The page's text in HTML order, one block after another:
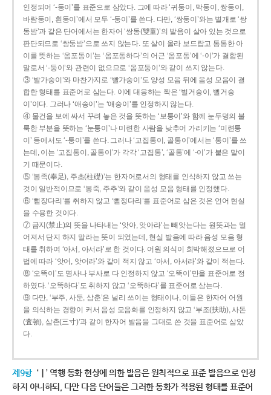
인정되어 ‘-둥이’를 표준으로 삼았다. 그에 따라 ‘귀둥이, 막둥이, 쌍둥이,
바람둥이, 흰둥이’에서 모두 ‘-둥이’를 쓴다. 다만, ‘쌍둥이’와는 별개로 ‘쌍
동밤’과 같은 단어에서는 한자어 ‘쌍동(雙童)’의 발음이 살아 있는 것으로
판단되므로 ‘쌍둥밤’으로 쓰지 않는다. 또 살이 올라 보드랍고 통통한 아
이를 뜻하는 ‘옴포동이’는 ‘옴포동하다’의 어근 ‘옴포동’에 ‘-이’가 결합된
말로서 ‘-둥이’와 관련이 없으므로 ‘옴포둥이’와 같이 쓰지 않는다.
③ ‘발가숭이’와 마찬가지로 ‘빨가숭이’도 양성 모음 뒤에 음성 모음이 결
합한 형태를 표준어로 삼는다. 이에 대응하는 짝은 ‘벌거숭이, 뻘거숭
이’이다. 그러나 ‘애송이’는 ‘애숭이’를 인정하지 않는다.
④ 물건을 보에 싸서 꾸려 놓은 것을 뜻하는 ‘보퉁이’와 함께 눈두덩의 불
룩한 부분을 뜻하는 ‘눈퉁이’나 미련한 사람을 낮추어 가리키는 ‘미련퉁
이’ 등에서도 ‘-퉁이’를 쓴다. 그러나 ‘고집통이, 골통이’에서는 ‘통이’를 쓰
는데, 이는 ‘고집통이, 골통이’가 각각 ‘고집통’, ‘골통’에 ‘-이’가 붙은 말이
기 때문이다.
⑤ ‘봉족(奉足), 주초(柱礎)’는 한자어로서의 형태를 인식하지 않고 쓰는
것이 일반적이므로 ‘봉죽, 주추’와 같이 음성 모음 형태를 인정했다.
⑥ ‘뻗장다리’를 취하지 않고 ‘뻗정다리’를 표준어로 삼은 것은 언어 현실
을 수용한 것이다.
⑦ 금지(禁止)의 뜻을 나타내는 ‘앗아, 앗아라’는 빼앗는다는 원뜻과는 멀
어져서 단지 하지 말라는 뜻이 되었는데, 현실 발음에 따라 음성 모음 형
태를 취하여 ‘아서, 아서라’로 한 것이다. 어원 의식이 희박해졌으므로 어
법에 따라 ‘앗어, 앗어라’와 같이 적지 않고 ‘아서, 아서라’와 같이 적는다.
⑧ ‘오똑이’도 명사나 부사로 다 인정하지 않고 ‘오뚝이’만을 표준어로 정
하였다. ‘오똑하다’도 취하지 않고 ‘오뚝하다’를 표준어로 삼는다.
⑨ 다만, ‘부주, 사둔, 삼춘’은 널리 쓰이는 형태이나, 이들은 한자어 어원
을 의식하는 경향이 커서 음성 모음화를 인정하지 않고 ‘부조(扶助), 사돈
(査頓), 삼촌(三寸)’과 같이 한자어 발음을 그대로 쓴 것을 표준어로 삼았
다.
제9항 ‘ㅣ’ 역행 동화 현상에 의한 발음은 원칙적으로 표준 발음으로 인정
하지 아니하되, 다만 다음 단어들은 그러한 동화가 적용된 형태를 표준어